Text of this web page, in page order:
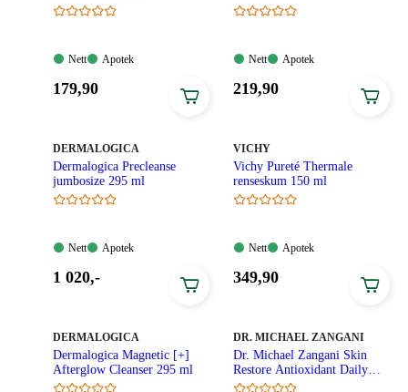
Nett:
Nett
Apotek:
Apotek
Pris:
179,90
Nett:
Nett
Apotek:
Apotek
Pris:
219,90
MERKE:
DERMALOGICA
Dermalogica Precleanse
jumbosize 295 ml
Nett:
Nett
Apotek:
Apotek
Pris:
kroner.
1 020,-
MERKE
VICHY
Vichy Pureté Thermale
renseskum 150 ml
Nett:
Nett
Apotek:
Apotek
Pris:
349,90
MERKE:
DERMALOGICA
Dermalogica Magnetic [+]
Afterglow Cleanser 295 ml
MERKE:
DR. MICHAEL ZANGANI
Dr. Michael Zangani Skin
Restore Antioxidant Daily
Cleanser 150 ml